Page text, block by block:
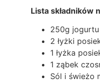
Lista składników
250g
2 łyżki
1 łyżka
1 ząbek
Sól i świeżo